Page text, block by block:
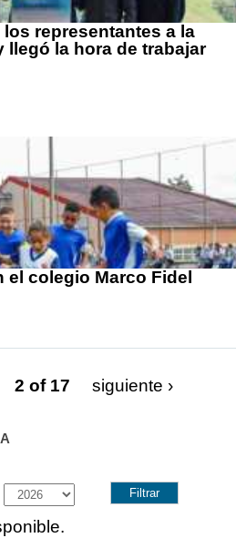
representantes a la
llegó la hora de trabajar
el colegio Marco Fidel
2 of 17 siguiente ›
Year